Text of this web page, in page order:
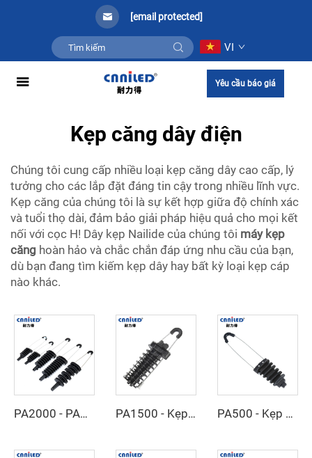
[email protected]
VI
Yêu cầu báo giá
Kẹp căng dây điện
Chúng tôi cung cấp nhiều loại kẹp căng dây cao cấp, lý
tưởng cho các lắp đặt đáng tin cậy trong nhiều lĩnh vực.
Kẹp căng của chúng tôi là sự kết hợp giữa độ chính xác
và tuổi thọ dài, đảm bảo giải pháp hiệu quả cho mọi kết
nối với cọc H! Dây kẹp Nailide của chúng tôi máy kẹp
căng hoàn hảo và chắc chắn đáp ứng nhu cầu của bạn,
dù bạn đang tìm kiếm kẹp dây hay bất kỳ loại kẹp cáp
nào khác.
PA2000 - PA2200 - Kẹp căng PA1500 - Kẹp căng PA500 - Kẹp căng